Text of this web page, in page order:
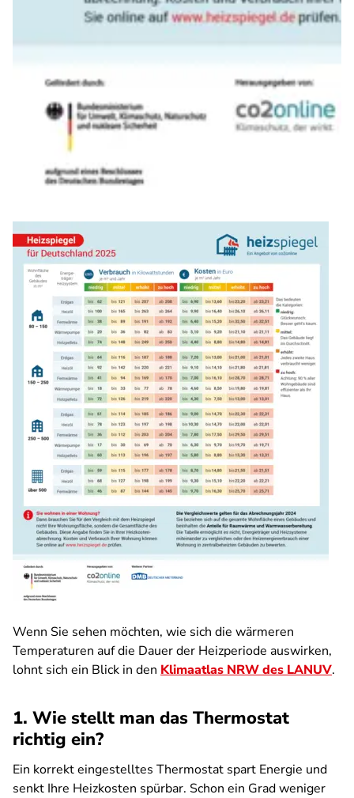
Wenn Sie sehen möchten, wie sich die wärmeren
Temperaturen auf die Dauer der Heizperiode auswirken,
lohnt sich ein Blick in den Klimaatlas NRW des LANUV.
1. Wie stellt man das Thermostat
richtig ein?
Ein korrekt eingestelltes Thermostat spart Energie und
senkt Ihre Heizkosten spürbar. Schon ein Grad weniger